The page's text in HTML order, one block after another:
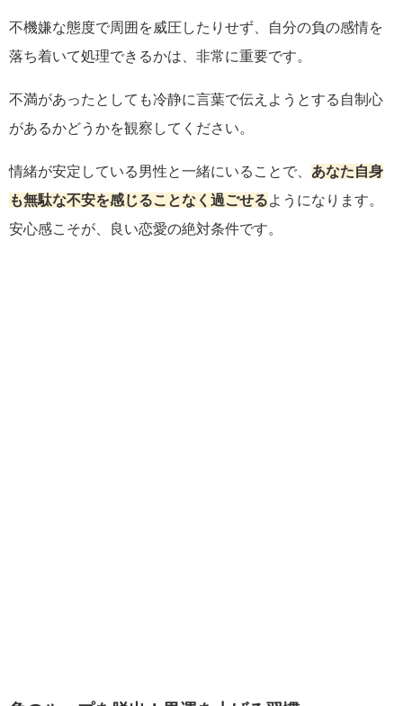
不機嫌な態度で周囲を威圧したりせず、自分の負の感情を
落ち着いて処理できるかは、非常に重要です。
不満があったとしても冷静に言葉で伝えようとする自制心
があるかどうかを観察してください。
情緒が安定している男性と一緒にいることで、 あなた自身
も無駄な不安を感じることなく過ごせるようになります。
安心感こそが、良い恋愛の絶対条件です。